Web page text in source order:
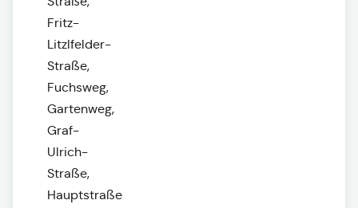
Fritz-
Litzlfelder-
Straße,
Fuchsweg,
Gartenweg,
Graf-
Ulrich-
Straße,
Hauptstraße